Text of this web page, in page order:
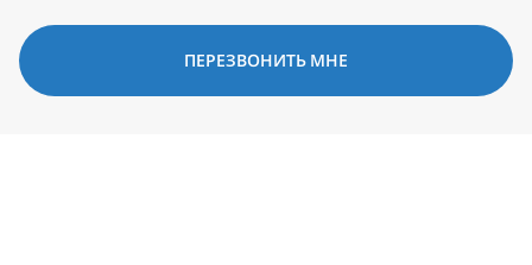
ПЕРЕЗВОНИТЬ МНЕ